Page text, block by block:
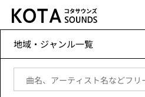
地域・ジャンル一覧